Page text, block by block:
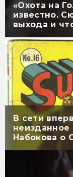
«Охота на
известно.
выхода и
В сети
неизданное
Набокова о
перевели